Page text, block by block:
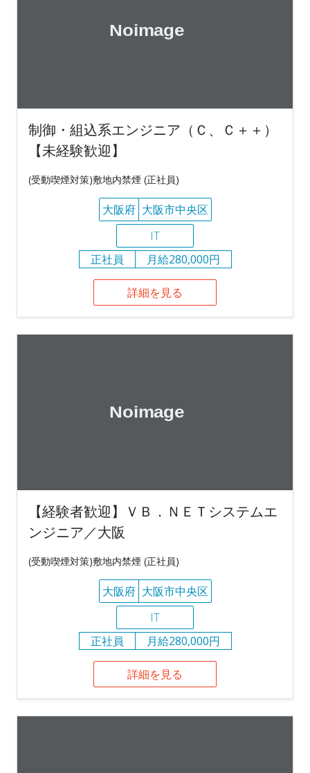
制御・組込系エンジニア（Ｃ、Ｃ＋＋）
【未経験歓迎】
(受動喫煙対策)敷地内禁煙 (正社員)
大阪府 大阪市中央区
IT
正社員
月給280,000円
詳細を見る
【経験者歓迎】ＶＢ．ＮＥＴシステムエ
ンジニア／大阪
(受動喫煙対策)敷地内禁煙 (正社員)
大阪府 大阪市中央区
IT
正社員
月給280,000円
詳細を見る